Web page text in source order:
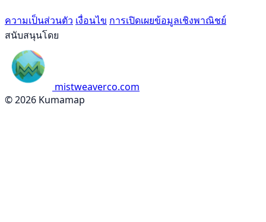
ความเป็นส่วนตัว เงื่อนไข การเปิดเผยข้อมูลเชิงพาณิชย์
สนับสนุนโดย
mistweaverco.com
© 2026 Kumamap